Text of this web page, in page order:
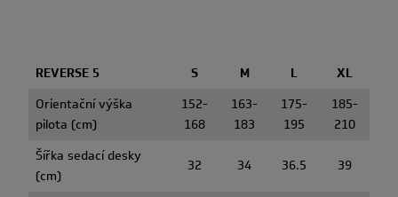
REVERSE 5 S M L
XL
Orientační výška
pilota (cm)
152-
168
163-
183
175-
195
185-
210
Šířka sedací desky
(cm)
32 34 36.5 39